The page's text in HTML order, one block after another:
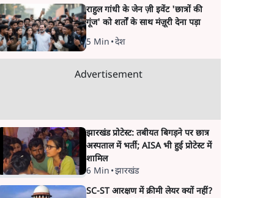
राहुल गांधी के जेन ज़ी इवेंट 'छात्रों की
गूंज' को शर्तों के साथ मंज़ूरी देना पड़ा
5 Min •देश
Advertisement
झारखंड प्रोटेस्ट: तबीयत बिगड़ने पर छात्र
अस्पताल में भर्ती; AISA भी हुई प्रोटेस्ट में
शामिल
6 Min •झारखंड
SC-ST आरक्षण में क्रीमी लेयर क्यों नहीं?